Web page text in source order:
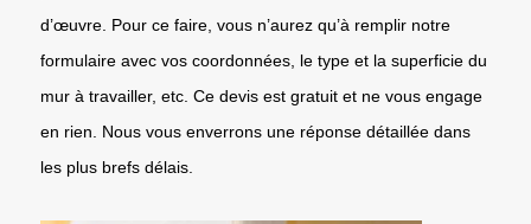
d’œuvre. Pour ce faire, vous n’aurez qu’à remplir notre
formulaire avec vos coordonnées, le type et la superficie du
mur à travailler, etc. Ce devis est gratuit et ne vous engage
en rien. Nous vous enverrons une réponse détaillée dans
les plus brefs délais.